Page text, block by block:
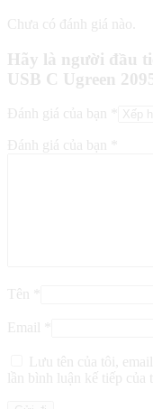
Chưa có đánh giá nào.
Hãy là người đầu
USB C Ugreen
Đánh giá của bạn
Đánh giá của bạn
Tên
Email
Lưu tên của tôi,
lần bình luận kế tiếp của